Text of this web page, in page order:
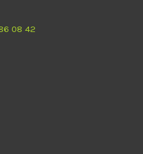
08 42